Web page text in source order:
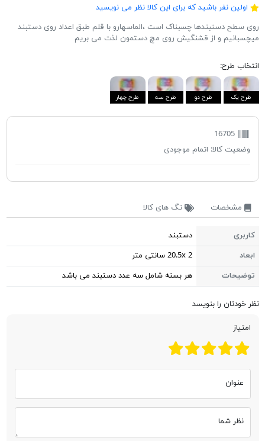
اولین نفر باشید که برای این کالا نظر می نویسید
روی سطح دستبندها چسبناک است ،الماسهارو با قلم طبق اعداد روی دستبند
میچسبانیم و از قشنگیش روی مچ دستمون لذت می بریم
انتخاب طرح:
طرح یک طرح دو طرح سه طرح چهار
16705
وضعیت کالا: اتمام موجودی
مشخصات تگ های کالا
کاربری
دستبند
ابعاد
20.5x 2 سانتی متر
توضیحات
هر بسته شامل سه عدد دستبند می باشد
نظر خودتان را بنویسد
امتیاز
عنوان
نظر شما